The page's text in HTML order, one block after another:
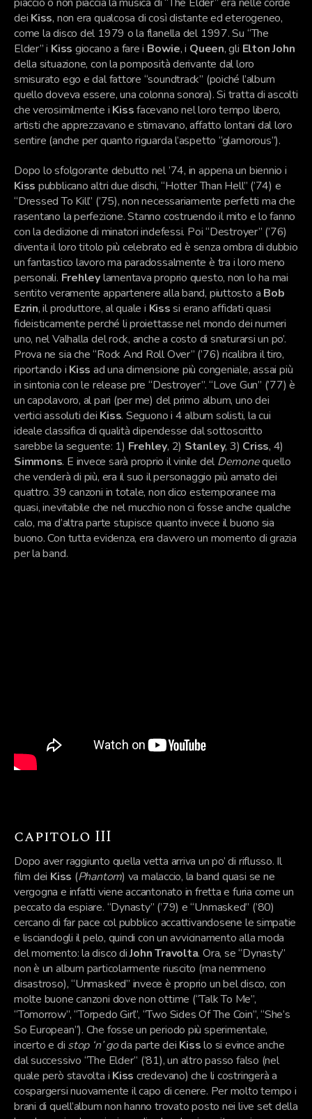
dei Kiss, non era qualcosa di così distante ed eterogeneo,
come la disco del 1979 o la flanella del 1997. Su “The
Elder” i Kiss giocano a fare i Bowie, i Queen, gli Elton John
della situazione, con la pomposità derivante dal loro
smisurato ego e dal fattore “soundtrack” (poiché l’album
quello doveva essere, una colonna sonora). Si tratta di ascolti
che verosimilmente i Kissfacevano nel loro tempo libero,
artisti che apprezzavano e stimavano, affatto lontani dal loro
sentire (anche per quanto riguarda l’aspetto “glamorous”).
Dopo lo sfolgorante debutto nel ’74, in appena un biennio i
Kiss pubblicano altri due dischi, “Hotter Than Hell” (’74) e
“Dressed To Kill” (’75), non necessariamente perfetti ma che
rasentano la perfezione. Stanno costruendo il mito e lo fanno
con la dedizione di minatori indefessi. Poi “Destroyer” (’76)
diventa il loro titolo più celebrato ed è senza ombra di dubbio
un fantastico lavoro ma paradossalmente è tra i loro meno
personali. Frehleylamentava proprio questo, non lo ha mai
sentito veramente appartenere alla band, piuttosto a Bob
Ezrin, il produttore, al quale i Kisssi erano affidati quasi
fideisticamente perché li proiettasse nel mondo dei numeri
uno, nel Valhalla del rock, anche a costo di snaturarsi un po’.
Prova ne sia che “Rock And Roll Over” (’76) ricalibra il tiro,
riportando i Kiss ad una dimensione più congeniale, assai più
in sintonia con le release pre “Destroyer”. “Love Gun” (’77) è
un capolavoro, al pari (per me) del primo album, uno dei
vertici assoluti dei Kiss. Seguono i 4 album solisti, la cui
ideale classifica di qualità dipendesse dal sottoscritto
sarebbe la seguente: 1) Frehley, 2) Stanley, 3) Criss, 4)
Simmons. E invece sarà proprio il vinile del Demonequello
che venderà di più, era il suo il personaggio più amato dei
quattro. 39 canzoni in totale, non dico estemporanee ma
quasi, inevitabile che nel mucchio non ci fosse anche qualche
calo, ma d’altra parte stupisce quanto invece il buono sia
buono. Con tutta evidenza, era davvero un momento di grazia
per la band.
capitolo III
Dopo aver raggiunto quella vetta arriva un po’ di riflusso. Il
film dei Kiss (Phantom) va malaccio, la band quasi se ne
vergogna e infatti viene accantonato in fretta e furia come un
peccato da espiare. “Dynasty” (’79) e “Unmasked” (’80)
cercano di far pace col pubblico accattivandosene le simpatie
e lisciandogli il pelo, quindi con un avvicinamento alla moda
del momento: la disco diJohn Travolta. Ora, se “Dynasty”
non è un album particolarmente riuscito (ma nemmeno
disastroso), “Unmasked” invece è proprio un bel disco, con
molte buone canzoni dove non ottime (“Talk To Me”,
“Tomorrow”, “Torpedo Girl”, “Two Sides Of The Coin”, “She’s
So European”). Che fosse un periodo più sperimentale,
incerto e di stop ‘n’ goda parte dei Kisslo si evince anche
dal successivo “The Elder” (’81), un altro passo falso (nel
quale però stavolta i Kiss credevano) che li costringerà a
cospargersi nuovamente il capo di cenere. Per molto tempo i
brani di quell’album non hanno trovato posto nei live set della